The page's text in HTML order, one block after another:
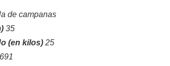
de campanas
35
(en kilos) 25